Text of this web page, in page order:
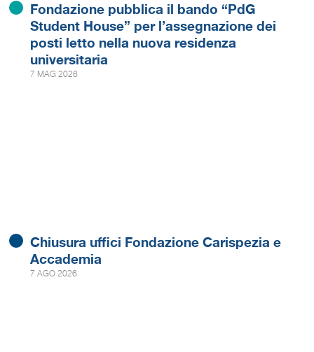
Fondazione pubblica il bando “PdG
Student House” per l’assegnazione dei
posti letto nella nuova residenza
universitaria
7 MAG 2026
Chiusura uffici Fondazione Carispezia e
Accademia
7 AGO 2026